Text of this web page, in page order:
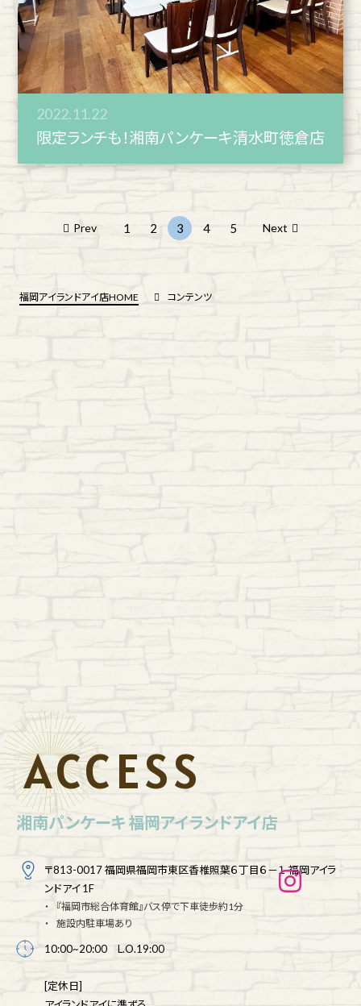
2022.11.22
限定ランチも！湘南パンケーキ清水町徳倉店
Prev 1 2 3 4 5 Next
福岡アイランドアイ店HOME コンテンツ
ACCESS
湘南パンケーキ 福岡アイランドアイ店
〒813-0017 福岡県福岡市東区香椎照葉６丁目６－１ 福岡アイラ
ンドアイ 1F
『福岡市総合体育館』バス停で下車徒歩約1分
施設内駐車場あり
10:00~20:00 L.O.19:00
[定休日]